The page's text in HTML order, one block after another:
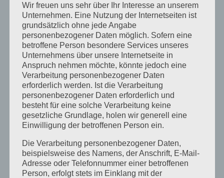
Öffnungszeiten Ihre Ausstellung selbst
präsentieren und (Do – So von 13 – 18 Uhr).
Am Ende werden Sie Gelegenheit haben,
Ihre während der Zeit entstandenen
Arbeiten zu präsentieren.
Bewerbungfür Monatsresidenzen, formlos (
Vita, Interesse, Portfolio)per Mail:
Wir freuen uns sehr über Ihr Interesse an unserem
Unternehmen. Eine Nutzung der Internetseiten ist
grundsätzlich ohne jede Angabe
personenbezogener Daten möglich. Sofern eine
betroffene Person besondere Services unseres
Unternehmens über unsere Internetseite in
Anspruch nehmen möchte, könnte jedoch eine
Verarbeitung personenbezogener Daten
erforderlich werden. Ist die Verarbeitung
personenbezogener Daten erforderlich und
besteht für eine solche Verarbeitung keine
gesetzliche Grundlage, holen wir generell eine
Einwilligung der betroffenen Person ein.
Die Verarbeitung personenbezogener Daten,
beispielsweise des Namens, der Anschrift, E-Mail-
Adresse oder Telefonnummer einer betroffenen
Person, erfolgt stets im Einklang mit der